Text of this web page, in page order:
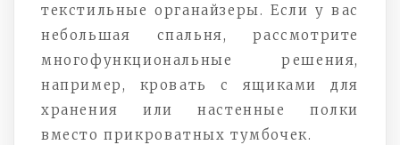
текстильные органайзеры. Если у вас
небольшая спальня, рассмотрите
многофункциональные решения,
например, кровать с ящиками для
хранения или настенные полки
вместо прикроватных тумбочек.